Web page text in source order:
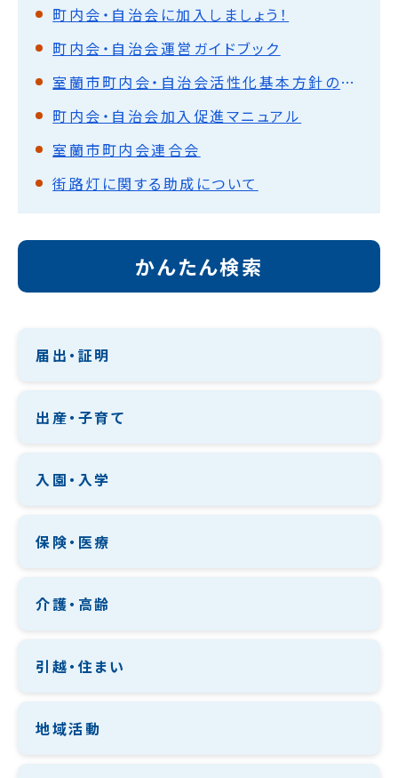
町内会・自治会に加入しましょう！
町内会・自治会運営ガイドブック
室蘭市町内会・自治会活性化基本方針の策定について
町内会・自治会加入促進マニュアル
室蘭市町内会連合会
街路灯に関する助成について
かんたん検索
届出・証明
出産・子育て
入園・入学
保険・医療
介護・高齢
引越・住まい
地域活動